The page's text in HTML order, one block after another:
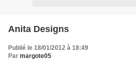
Anita Designs
Publié le 18/01/2012 à 18:49
Par margote05